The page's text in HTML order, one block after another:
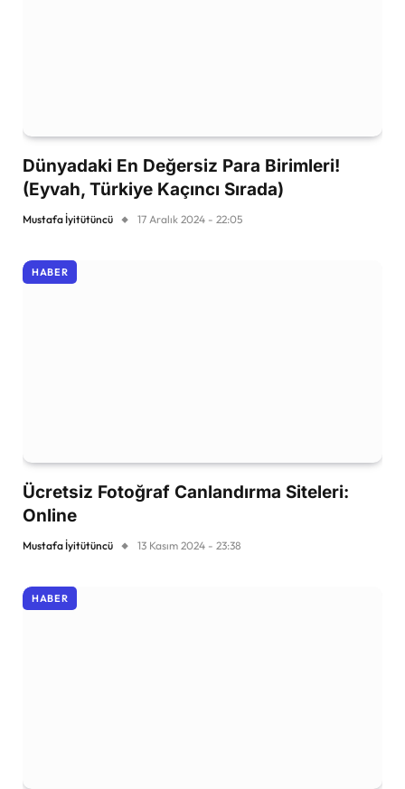
Dünyadaki En Değersiz Para Birimleri!
(Eyvah, Türkiye Kaçıncı Sırada)
Mustafa İyitütüncü 17 Aralık 2024 - 22:05
HABER
Ücretsiz Fotoğraf Canlandırma Siteleri:
Online
Mustafa İyitütüncü 13 Kasım 2024 - 23:38
HABER